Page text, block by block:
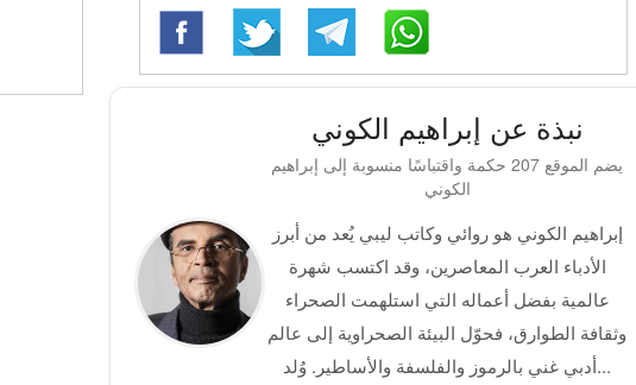
نبذة عن إبراهيم الكوني
يضم الموقع 207 حكمة واقتباسًا منسوبة إلى إبراهيم
الكوني
إبراهيم الكوني هو روائي وكاتب ليبي يُعد من أبرز
الأدباء العرب المعاصرين، وقد اكتسب شهرة
عالمية بفضل أعماله التي استلهمت الصحراء
وثقافة الطوارق، فحوّل البيئة الصحراوية إلى عالم
أدبي غني بالرموز والفلسفة والأساطير. وُلد...